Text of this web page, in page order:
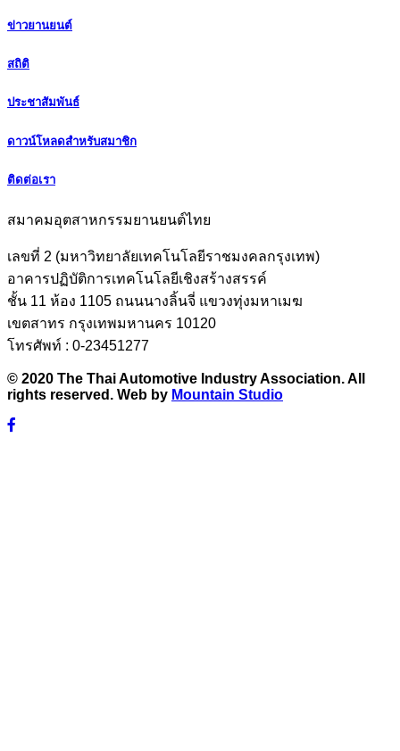
ข่าวยานยนต์
สถิติ
ประชาสัมพันธ์
ดาวน์โหลดสำหรับสมาชิก
ติดต่อเรา
สมาคมอุตสาหกรรมยานยนต์ไทย
เลขที่ 2 (มหาวิทยาลัยเทคโนโลยีราชมงคลกรุงเทพ)
อาคารปฏิบัติการเทคโนโลยีเชิงสร้างสรรค์
ชั้น 11 ห้อง 1105 ถนนนางลิ้นจี่ แขวงทุ่งมหาเมฆ
เขตสาทร กรุงเทพมหานคร 10120
โทรศัพท์ : 0-23451277
© 2020 The Thai Automotive Industry Association. All
rights reserved. Web by Mountain Studio